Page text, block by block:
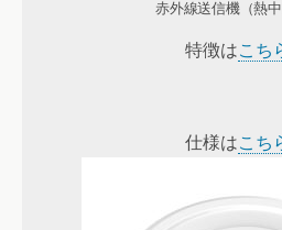
赤外線送信機（熱中
特徴はこち
仕様はこち